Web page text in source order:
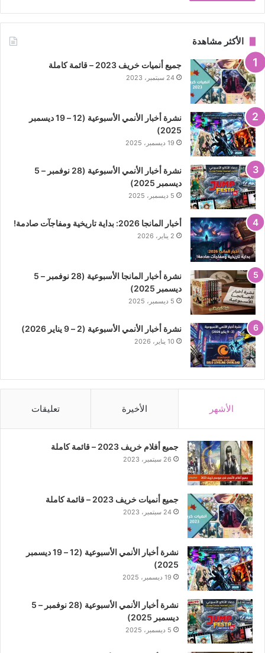
الأكثر مشاهدة
جميع أنميات خريف 2023 – قائمة كاملة
24 سبتمبر، 2023
نشرة أخبار الأنمي الأسبوعية (12 – 19 ديسمبر
2025)
19 ديسمبر، 2025
نشرة أخبار الأنمي الأسبوعية (28 نوفمبر – 5
ديسمبر 2025)
5 ديسمبر، 2025
أخبار المانجا 2026: بداية تاريخية ومفاجآت صادمة!
2 يناير، 2026
نشرة أخبار المانجا الأسبوعية (28 نوفمبر – 5
ديسمبر 2025)
5 ديسمبر، 2025
نشرة أخبار الأنمي الأسبوعية (2 – 9 يناير 2026)
10 يناير، 2026
الأشهر الأخيرة تعليقات
جميع أفلام خريف 2023 – قائمة كاملة
26 سبتمبر، 2023
جميع أنميات خريف 2023 – قائمة كاملة
24 سبتمبر، 2023
نشرة أخبار الأنمي الأسبوعية (12 – 19 ديسمبر
2025)
19 ديسمبر، 2025
نشرة أخبار الأنمي الأسبوعية (28 نوفمبر – 5
ديسمبر 2025)
5 ديسمبر، 2025